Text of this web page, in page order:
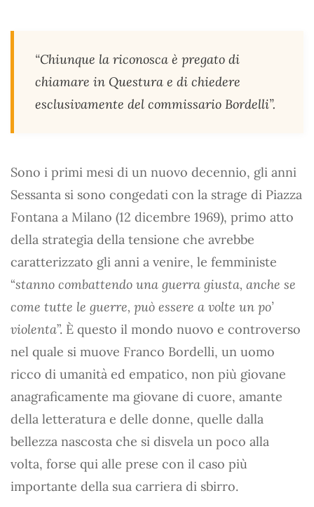
“Chiunque la riconosca è pregato di
chiamare in Questura e di chiedere
esclusivamente del commissario Bordelli”.
Sono i primi mesi di un nuovo decennio, gli anni
Sessanta si sono congedati con la strage di Piazza
Fontana a Milano (12 dicembre 1969), primo atto
della strategia della tensione che avrebbe
caratterizzato gli anni a venire, le femministe
“stanno combattendo una guerra giusta, anche se
come tutte le guerre, può essere a volte un po’
violenta”. È questo il mondo nuovo e controverso
nel quale si muove Franco Bordelli, un uomo
ricco di umanità ed empatico, non più giovane
anagraficamente ma giovane di cuore, amante
della letteratura e delle donne, quelle dalla
bellezza nascosta che si disvela un poco alla
volta, forse qui alle prese con il caso più
importante della sua carriera di sbirro.